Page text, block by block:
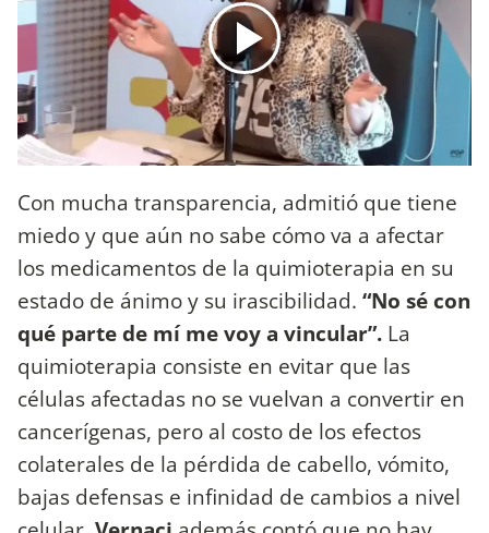
Con mucha transparencia, admitió que tiene
miedo y que aún no sabe cómo va a afectar
los medicamentos de la quimioterapia en su
estado de ánimo y su irascibilidad. “No sé con
qué parte de mí me voy a vincular”. La
quimioterapia consiste en evitar que las
células afectadas no se vuelvan a convertir en
cancerígenas, pero al costo de los efectos
colaterales de la pérdida de cabello, vómito,
bajas defensas e infinidad de cambios a nivel